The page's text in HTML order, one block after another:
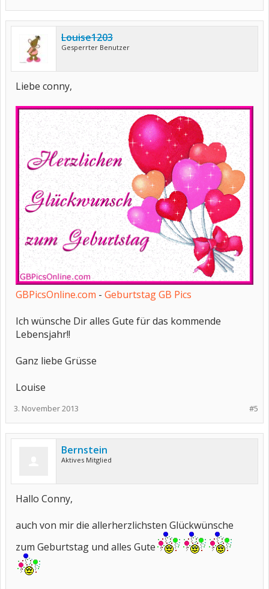
Louise1203
Gesperrter Benutzer
Liebe conny,
GBPicsOnline.com - Geburtstag GB Pics
Ich wünsche Dir alles Gute für das kommende
Lebensjahr!!
Ganz liebe Grüsse
Louise
#5
3. November 2013
Bernstein
Aktives Mitglied
Hallo Conny,
auch von mir die allerherzlichsten Glückwünsche
zum Geburtstag und alles Gute